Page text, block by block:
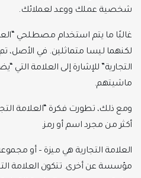
شخصية عملك ووعد لعملائك.
غالبًا ما يتم استخدام مصطلحي
لكنهما ليسا متماثلين. في
التجارية” للإشارة إلى العلامة التي
ماشيتهم.
ومع ذلك، تطورت فكرة “العلامة
أكثر من مجرد اسم أو رمز.
العلامة التجارية هي ميزة – أو
مؤسسة عن أخرى. تتكون العلامة